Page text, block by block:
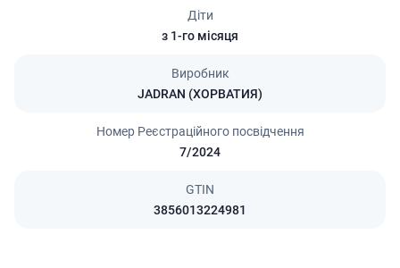
Діти
з 1-го місяця
Виробник
JADRAN (ХОРВАТИЯ)
Номер Реєстраційного посвідчення
7/2024
GTIN
3856013224981